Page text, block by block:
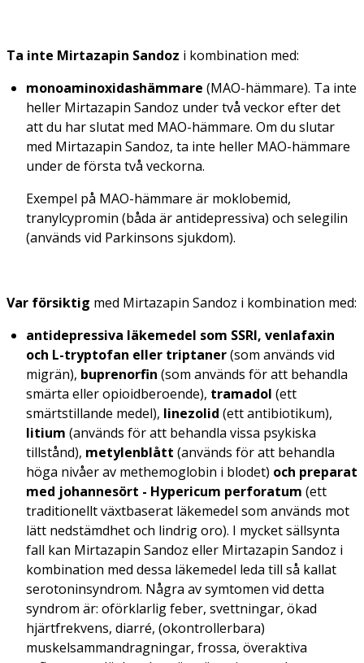
Ta inte Mirtazapin Sandoz i kombination med:
monoaminoxidashämmare (MAO-hämmare). Ta inte
heller Mirtazapin Sandoz under två veckor efter det
att du har slutat med MAO-hämmare. Om du slutar
med Mirtazapin Sandoz, ta inte heller MAO-hämmare
under de första två veckorna.
Exempel på MAO-hämmare är moklobemid,
tranylcypromin (båda är antidepressiva) och selegilin
(används vid Parkinsons sjukdom).
Var försiktig med Mirtazapin Sandoz i kombination med:
antidepressiva läkemedel som SSRI, venlafaxin
och L-tryptofan eller triptaner(som används vid
migrän), buprenorfin (som används för att behandla
smärta eller opioidberoende), tramadol (ett
smärtstillande medel), linezolid (ett antibiotikum),
litium (används för att behandla vissa psykiska
tillstånd), metylenblått (används för att behandla
höga nivåer av methemoglobin i blodet) och preparat
med johannesört - Hypericum perforatum (ett
traditionellt växtbaserat läkemedel som används mot
lätt nedstämdhet och lindrig oro). I mycket sällsynta
fall kan Mirtazapin Sandoz eller Mirtazapin Sandoz i
kombination med dessa läkemedel leda till så kallat
serotoninsyndrom. Några av symtomen vid detta
syndrom är: oförklarlig feber, svettningar, ökad
hjärtfrekvens, diarré, (okontrollerbara)
muskelsammandragningar, frossa, överaktiva